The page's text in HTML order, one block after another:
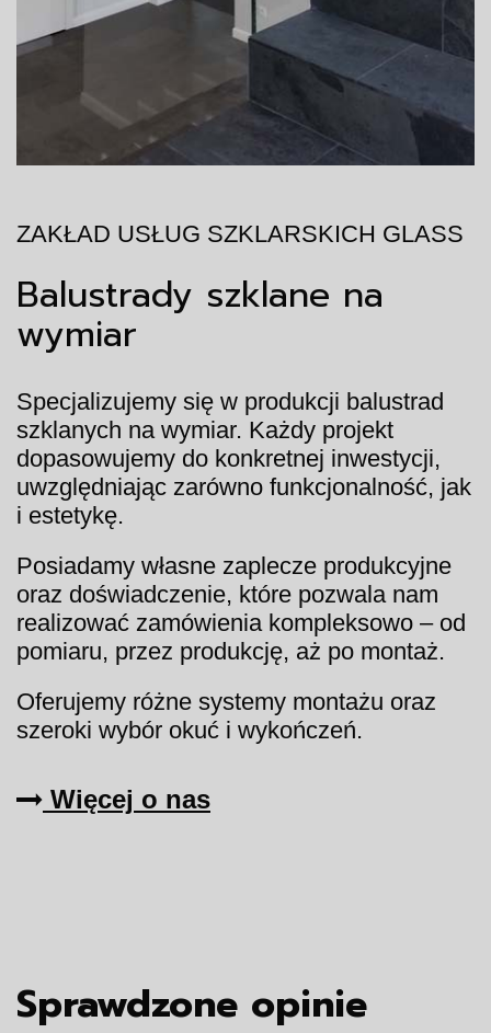
ZAKŁAD USŁUG SZKLARSKICH GLASS
Balustrady szklane na
wymiar
Specjalizujemy się w produkcji balustrad
szklanych na wymiar. Każdy projekt
dopasowujemy do konkretnej inwestycji,
uwzględniając zarówno funkcjonalność, jak
i estetykę.
Posiadamy własne zaplecze produkcyjne
oraz doświadczenie, które pozwala nam
realizować zamówienia kompleksowo – od
pomiaru, przez produkcję, aż po montaż.
Oferujemy różne systemy montażu oraz
szeroki wybór okuć i wykończeń.
Więcej o nas
Sprawdzone opinie